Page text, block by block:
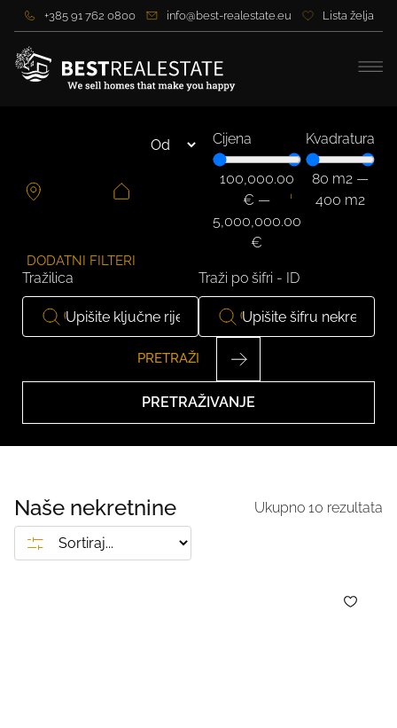
+385 91 762 0800 info@best-realestate.eu Lista želja
Cijena
100,000.00
€ —
5,000,000.00
€
Kvadratura
80 m2 —
400 m2
DODATNI FILTERI
Tražilica Traži po šifri - ID
PRETRAŽI
PRETRAŽIVANJE
Naše nekretnine Ukupno 10 rezultata